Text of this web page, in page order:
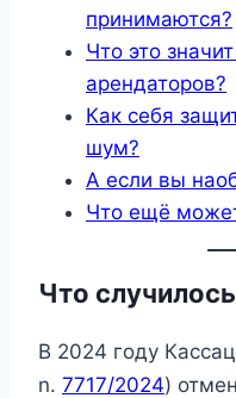
принимаются?
Что это
арендаторов?
Как себя
шум?
А если вы
Что ещё
Что
В 2024 году
n. 7717/2024)